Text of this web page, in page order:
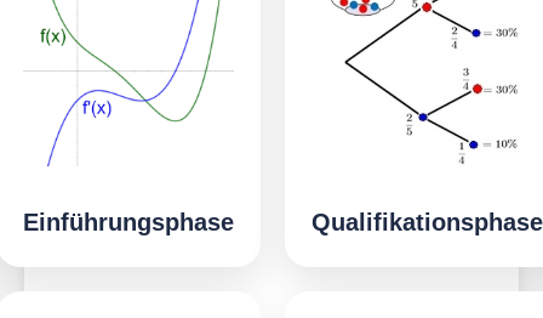
Einführungsphase Qualifikationsphase